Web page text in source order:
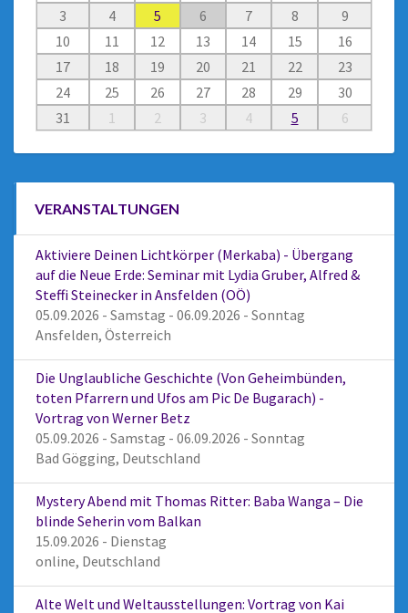
3
4 5 6 7 8
9
10
11 12 13 14 15
16
17
18 19 20 21 22
23
24
25 26 27 28 29
30
31
1 2 3 4 5 6
VERANSTALTUNGEN
Aktiviere Deinen Lichtkörper (Merkaba) - Übergang
auf die Neue Erde: Seminar mit Lydia Gruber, Alfred &
Steffi Steinecker in Ansfelden (OÖ)
05.09.2026 - Samstag - 06.09.2026 - Sonntag
Ansfelden, Österreich
Die Unglaubliche Geschichte (Von Geheimbünden,
toten Pfarrern und Ufos am Pic De Bugarach) -
Vortrag von Werner Betz
05.09.2026 - Samstag - 06.09.2026 - Sonntag
Bad Gögging, Deutschland
Mystery Abend mit Thomas Ritter: Baba Wanga – Die
blinde Seherin vom Balkan
15.09.2026 - Dienstag
online, Deutschland
Alte Welt und Weltausstellungen: Vortrag von Kai